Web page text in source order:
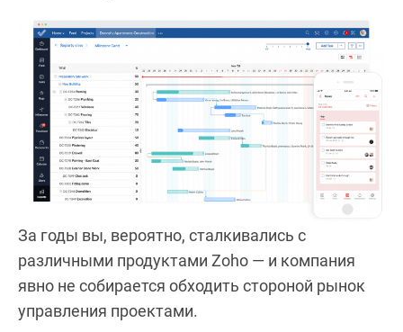
За годы вы, вероятно, сталкивались с
различными продуктами Zoho — и компания
явно не собирается обходить стороной рынок
управления проектами.